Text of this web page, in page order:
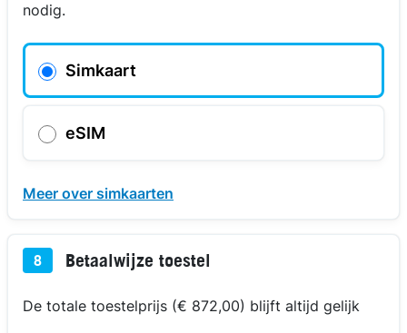
nodig.
Simkaart
eSIM
Meer over simkaarten
8 Betaalwijze toestel
De totale toestelprijs (€ 872,00) blijft altijd gelijk